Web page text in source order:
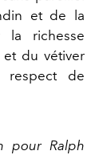
et de la
la richesse
du vétiver
respect de
pour Ralph